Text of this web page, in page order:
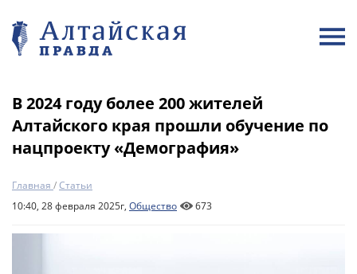
В 2024 году более 200 жителей
Алтайского края прошли обучение по
нацпроекту «Демография»
Главная /Статьи
10:40, 28 февраля 2025г, Общество 673